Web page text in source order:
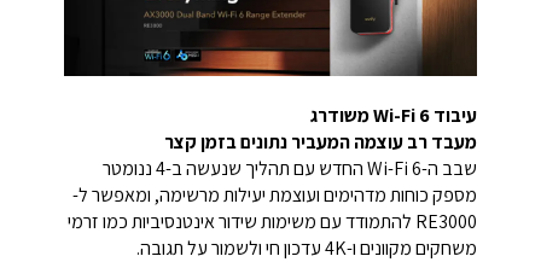
עיבוד Wi-Fi 6 משודרג
מעבד רב עוצמה המעביר נתונים בזמן קצר
שבב ה-Wi-Fi 6 החדש עם תהליך שנעשה ב-4 ננומטר
מספק כוחות מדהימים ועוצמת יעילות מרשימה, ומאפשר ל-
RE3000 להתמודד עם משימות שידור אינטנסיביות כמו זרמי
משחקים מקוונים ו-4K עדכון חי ולשמור על תגובה.